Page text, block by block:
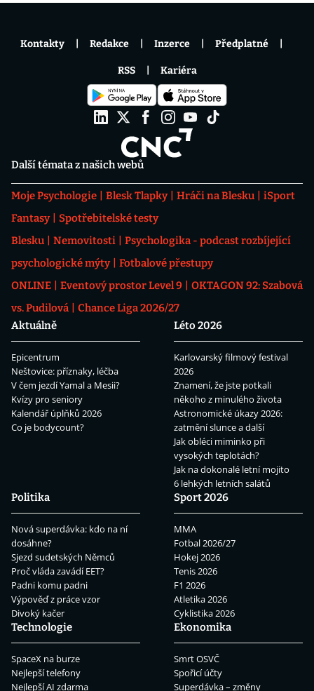
Další témata z našich webů
Moje Psychologie Blesk Tlapky Hráči na Blesku
iSport
Fantasy
Spotřebitelské testy
Blesku
Nemovitosti
Psychologika - podcast rozbíjející
psychologické mýty
Fotbalové přestupy
ONLINE
Eventový prostor Level 9
OKTAGON 92: Szabová
vs. Pudilová
Chance Liga 2026/27
Aktuálně
Epicentrum
Neštovice: příznaky, léčba
V čem jezdí Yamal a Mesii?
Kvízy pro seniory
Kalendář úplňků 2026
Co je bodycount?
Léto 2026
Karlovarský filmový festival
2026
Znamení, že jste potkali
někoho z minulého života
Astronomické úkazy 2026:
zatmění slunce a další
Jak obléci miminko při
vysokých teplotách?
Jak na dokonalé letní mojito
6 lehkých letních salátů
Politika
Nová superdávka: kdo na ní
dosáhne?
Sjezd sudetských Němců
Proč vláda zavádí EET?
Padni komu padni
Výpověď z práce vzor
Divoký kačer
Sport 2026
MMA
Fotbal 2026/27
Hokej 2026
Tenis 2026
F1 2026
Atletika 2026
Cyklistika 2026
Technologie
SpaceX na burze
Nejlepší telefony
Nejlepší AI zdarma
Ekonomika
Smrt OSVČ
Spořicí účty
Superdávka – změny
Kontakty Redakce Inzerce Předplatné
RSS Kariéra